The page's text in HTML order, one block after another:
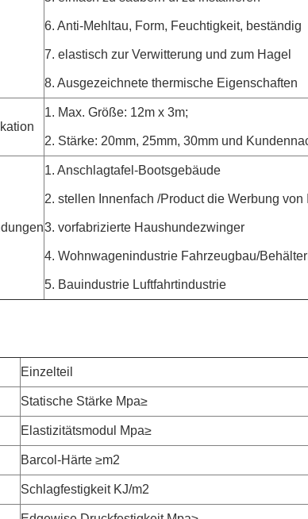
6. Anti-Mehltau, Form, Feuchtigkeit, beständig
7. elastisch zur Verwitterung und zum Hagel
8. Ausgezeichnete thermische Eigenschaften
1. Max. Größe: 12m x 3m;
2. Stärke: 20mm, 25mm, 30mm und
1. Anschlagtafel-Bootsgebäude
2. stellen Innenfach /Product die Werbung
3. vorfabrizierte Haushundezwinger
4. Wohnwagenindustrie Fahrzeugbau/
5. Bauindustrie Luftfahrtindustrie
Einzelteil
Statische Stärke Mpa≥
Elastizitätsmodul Mpa≥
Barcol-Härte ≥m2
Schlagfestigkeit KJ/m2